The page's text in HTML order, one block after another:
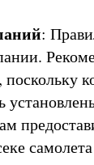
:
поскольку